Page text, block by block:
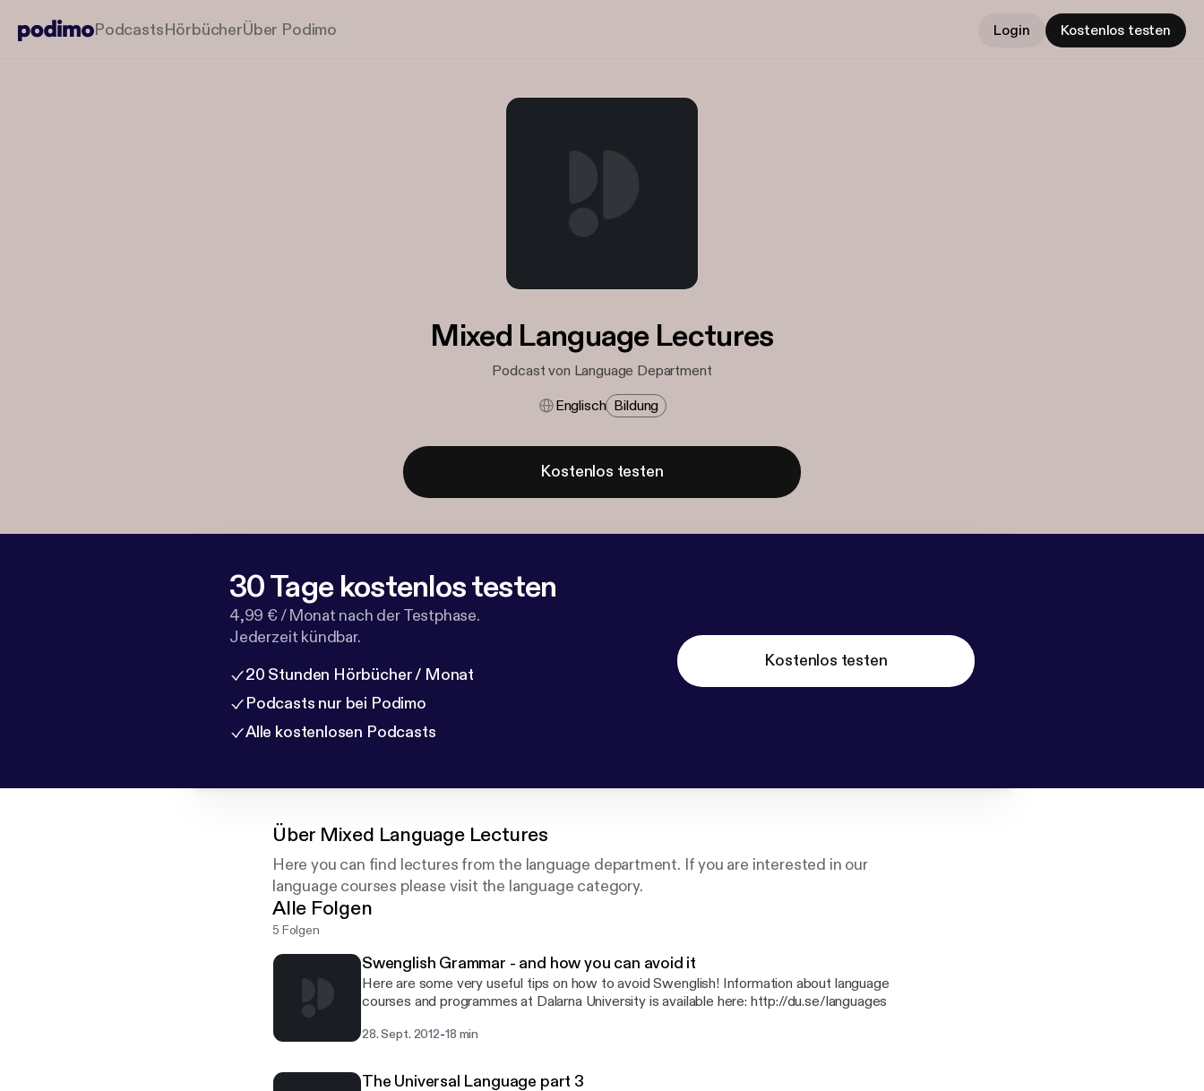
PodcastsHörbücherÜber Podimo Login Kostenlos testen
Mixed Language Lectures
Podcast von Language Department
Englisch Bildung
Kostenlos testen
30 Tage kostenlos testen
4,99 € / Monat nach der Testphase.
Jederzeit kündbar.
20 Stunden Hörbücher / Monat
Podcasts nur bei Podimo
Alle kostenlosen Podcasts
Kostenlos testen
Über Mixed Language Lectures
Here you can find lectures from the language department. If you are interested in our
language courses please visit the language category.
Alle Folgen
5 Folgen
Swenglish Grammar - and how you can avoid it
Here are some very useful tips on how to avoid Swenglish! Information about language
courses and programmes at Dalarna University is available here: http://du.se/languages
28. Sept. 2012-18 min
The Universal Language part 3